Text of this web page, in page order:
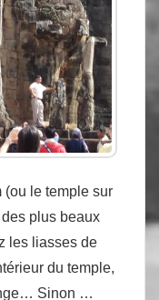
(ou le temple sur
plus beaux
les liasses de
du temple,
Sinon …